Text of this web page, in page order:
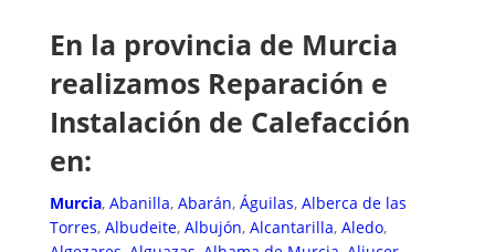
En la provincia de Murcia
realizamos Reparación e
Instalación de Calefacción
en:
Murcia, Abanilla, Abarán, Águilas, Alberca de las
Torres, Albudeite, Albujón, Alcantarilla, Aledo,